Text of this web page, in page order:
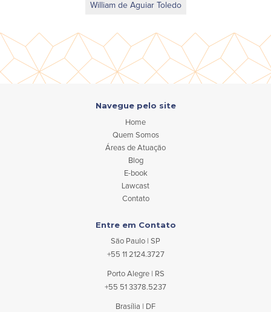
William de Aguiar Toledo
Navegue pelo site
Home
Quem Somos
Áreas de Atuação
Blog
E-book
Lawcast
Contato
Entre em Contato
São Paulo | SP
+55 11 2124.3727
Porto Alegre | RS
+55 51 3378.5237
Brasília | DF